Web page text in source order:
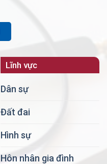
Lĩnh vực
Dân sự
Đất đai
Hình sự
Hôn nhân gia đình